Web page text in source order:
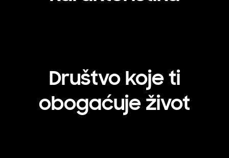
Društvo koje ti
obogaćuje život